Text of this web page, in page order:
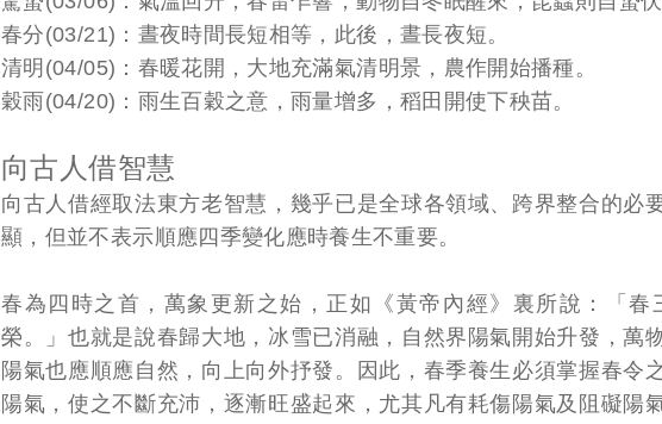
春分(03/21)：晝夜時間長短相等，此後，晝長夜短。
清明(04/05)：春暖花開，大地充滿氣清明景，農作開始播種。
穀雨(04/20)：雨生百穀之意，雨量增多，稻田開使下秧苗。
向古人借智慧
向古人借經取法東方老智慧，幾乎已是全球各領域、跨界整合的必
顯，但並不表示順應四季變化應時養生不重要。
春為四時之首，萬象更新之始，正如《黃帝內經》裏所說：「
榮。」也就是說春歸大地，冰雪已消融，自然界陽氣開始升發，萬
陽氣也應順應自然，向上向外抒發。因此，春季養生必須掌握春令
陽氣，使之不斷充沛，逐漸旺盛起來，尤其凡有耗傷陽氣及阻礙陽